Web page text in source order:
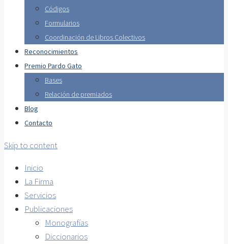
Códigos
Formularios
Coordinación de Libros Colectivos
Reconocimientos
Premio Pardo Gato
Bases
Relación de premiados
Blog
Contacto
Skip to content
Inicio
La Firma
Servicios
Publicaciones
Monografías
Diccionarios